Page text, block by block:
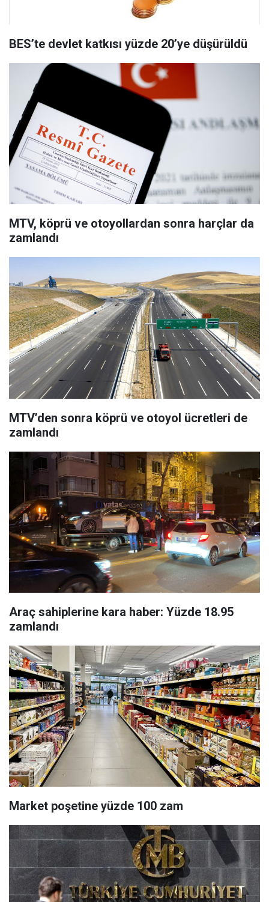
BES’te devlet katkısı yüzde 20’ye düşürüldü
MTV, köprü ve otoyollardan sonra harçlar da
zamlandı
MTV’den sonra köprü ve otoyol ücretleri de
zamlandı
Araç sahiplerine kara haber: Yüzde 18.95
zamlandı
Market poşetine yüzde 100 zam